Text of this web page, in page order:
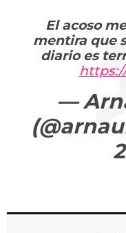
El acoso
mentira que
diario es
—